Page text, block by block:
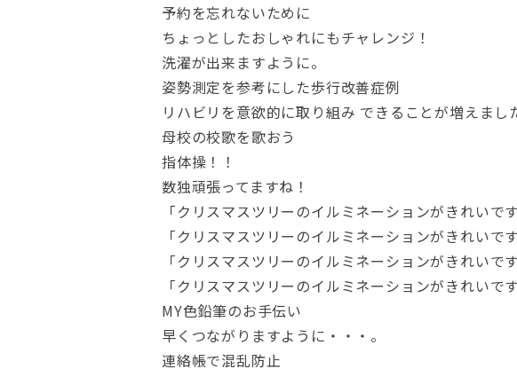
予約を忘れないために
ちょっとしたおしゃれにもチャレンジ！
洗濯が出来ますように。
姿勢測定を参考にした歩行改善症例
リハビリを意欲的に取り組み できることが増えまし
母校の校歌を歌おう
指体操！！
数独頑張ってますね！
「クリスマスツリーのイルミネーションがきれいで
「クリスマスツリーのイルミネーションがきれいで
「クリスマスツリーのイルミネーションがきれいで
「クリスマスツリーのイルミネーションがきれいで
MY色鉛筆のお手伝い
早くつながりますように・・・。
連絡帳で混乱防止